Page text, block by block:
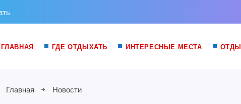
ГЛАВНАЯ ГДЕ ОТДЫХАТЬ ИНТЕРЕСНЫЕ МЕСТА
Главная Новости